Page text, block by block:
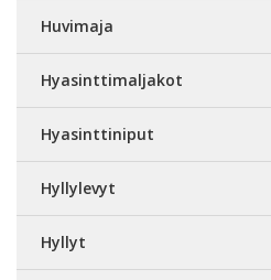
Huvimaja
Hyasinttimaljakot
Hyasinttiniput
Hyllylevyt
Hyllyt